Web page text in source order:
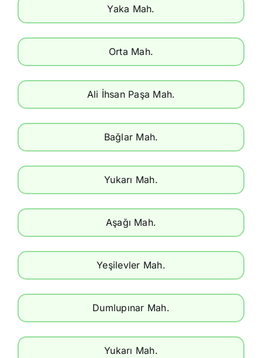
Yaka Mah.
Orta Mah.
Ali İhsan Paşa Mah.
Bağlar Mah.
Yukarı Mah.
Aşağı Mah.
Yeşilevler Mah.
Dumlupınar Mah.
Yukarı Mah.